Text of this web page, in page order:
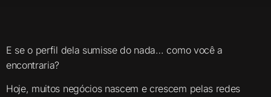
E se o perfil dela sumisse do nada… como você a
encontraria?
Hoje, muitos negócios nascem e crescem pelas redes